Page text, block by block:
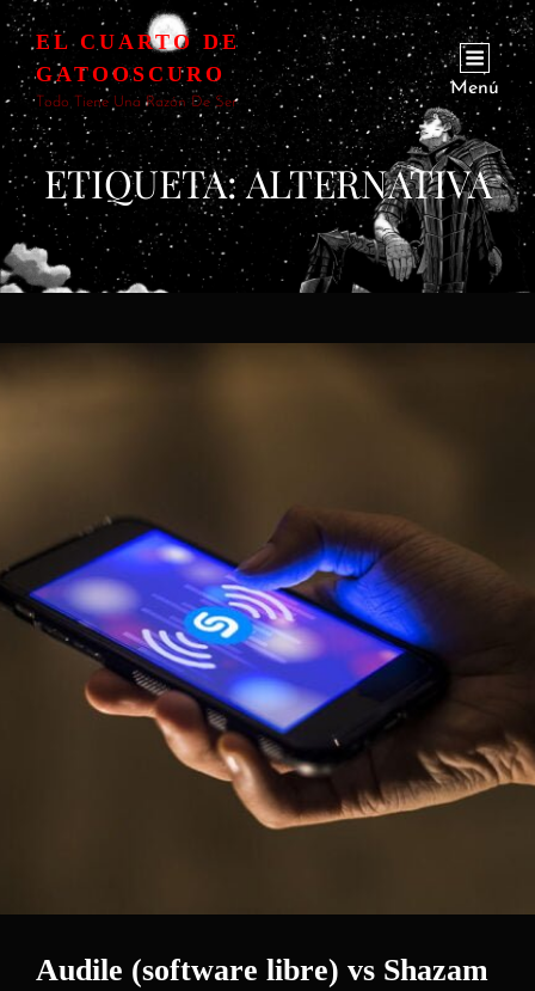
EL CUARTO DE
GATOOSCURO
Todo Tiene Una Razón De Ser
Menú
ETIQUETA:ALTERNATIVA
Audile (software libre) vs Shazam